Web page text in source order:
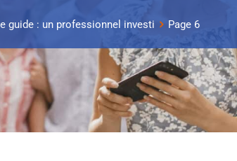
guide : un professionnel investi Page 6